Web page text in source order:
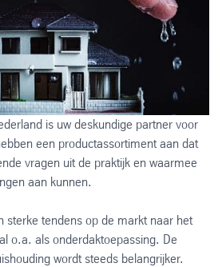
is uw deskundige partner voor
een productassortiment aan dat
vragen uit de praktijk en waarmee
aan kunnen.
sterke tendens op de markt naar het
o.a. als onderdaktoepassing. De
wordt steeds belangrijker.